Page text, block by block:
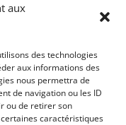
aux
des technologies
aux informations des
nous permettra de
de navigation ou les ID
ou de retirer son
caractéristiques
cookies
contenu